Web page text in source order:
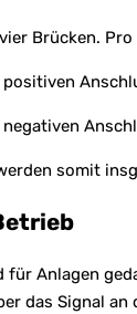
Brücken.
somit
für Anlagen
das Signal